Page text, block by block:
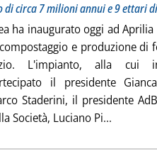
circa 7 milioni annui e 9 ettari
ha inaugurato oggi ad
e produzione di
L'impianto, alla cui
il presidente
Staderini, il presidente
Società, Luciano Pi...